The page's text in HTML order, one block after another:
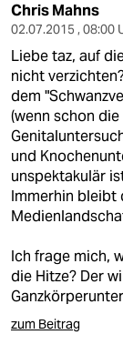
Chris Mahns
02.07.2015 , 08:00
Liebe taz, auf
nicht
dem
(wenn schon
und
unspektakulär
Immerhin bleibt
Ich frage mich,
die Hitze? Der
zum Beitrag